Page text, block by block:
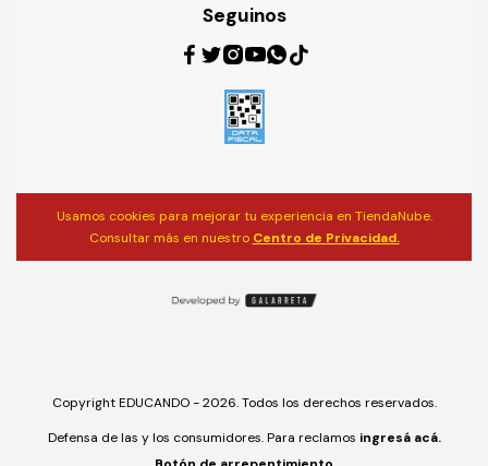
Seguinos
Usamos cookies para mejorar tu experiencia en TiendaNube.
Consultar más en nuestro Centro de Privacidad.
Copyright EDUCANDO - 2026. Todos los derechos reservados.
Defensa de las y los consumidores. Para reclamos ingresá acá.